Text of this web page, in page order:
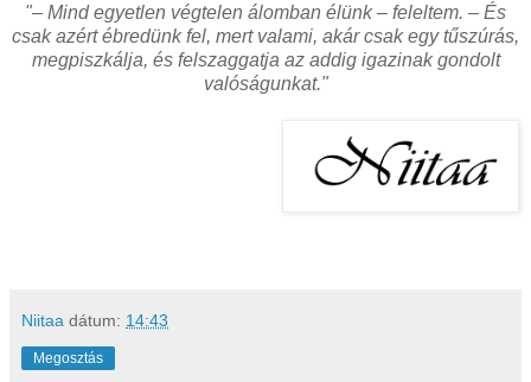
"– Mind egyetlen végtelen álomban élünk – feleltem. – És
csak azért ébredünk fel, mert valami, akár csak egy tűszúrás,
megpiszkálja, és felszaggatja az addig igazinak gondolt
valóságunkat."
Niitaa dátum: 14:43
Megosztás